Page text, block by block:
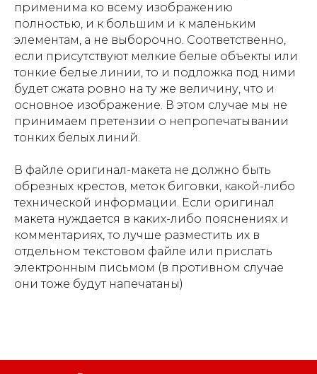
применима ко всему изображению
полностью, и к большим и к маленьким
элементам, а не выборочно. Соответственно,
если присутствуют мелкие белые объекты или
тонкие белые линии, то и подложка под ними
будет сжата ровно на ту же величину, что и
основное изображение. В этом случае мы не
принимаем претензии о непропечатывании
тонких белых линий.
В файле оригинал-макета не должно быть
обрезных крестов, меток биговки, какой-либо
технической информации. Если оригинал
макета нуждается в каких-либо пояснениях и
комментариях, то лучше разместить их в
отдельном текстовом файле или прислать
электронным письмом (в противном случае
они тоже будут напечатаны)